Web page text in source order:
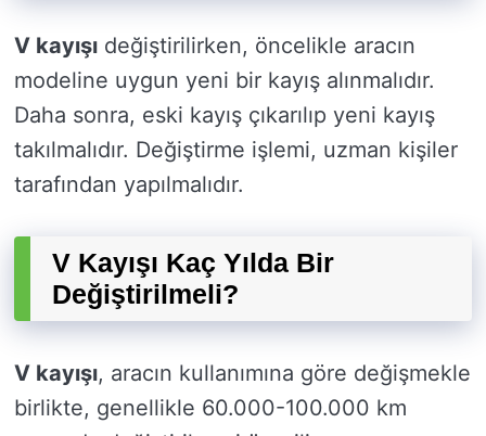
V kayışı değiştirilirken, öncelikle aracın
modeline uygun yeni bir kayış alınmalıdır.
Daha sonra, eski kayış çıkarılıp yeni kayış
takılmalıdır. Değiştirme işlemi, uzman kişiler
tarafından yapılmalıdır.
V Kayışı Kaç Yılda Bir
Değiştirilmeli?
V kayışı, aracın kullanımına göre değişmekle
birlikte, genellikle 60.000-100.000 km